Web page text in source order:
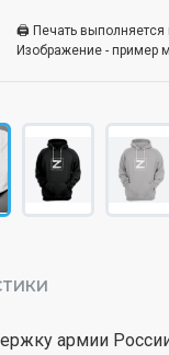
🖨️ Печать выполняется
Изображение - пример
армии